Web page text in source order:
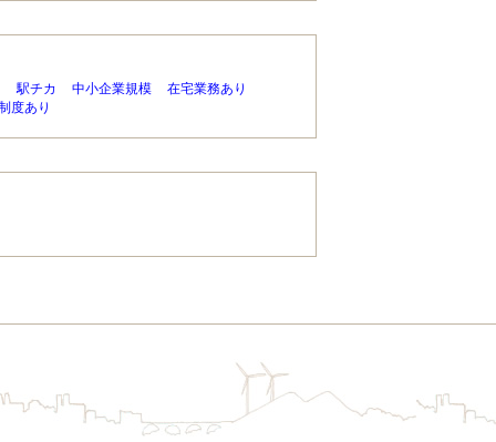
駅チカ 中小企業規模
在宅業務あり
度あり